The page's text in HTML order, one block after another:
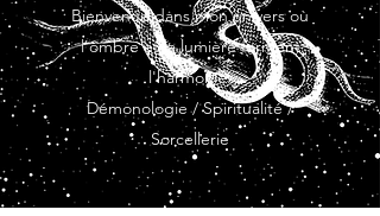
Bienvenue dans mon univers où
l'ombre et la lumière forment
l'harmonie.
Démonologie / Spiritualité /
Sorcellerie